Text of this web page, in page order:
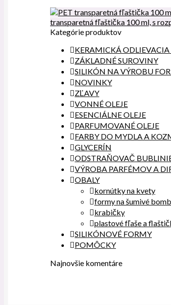
transparetná fľaštička 100 ml, s
Kategórie produktov
KERAMICKÁ
ZÁKLADNÉ SUROVINY
SILIKÓN NA VÝROBU
NOVINKY
ZĽAVY
VONNÉ OLEJE
ESENCIÁLNE OLEJE
PARFUMOVANÉ OLEJE
FARBY DO MYDLA A
GLYCERÍN
ODSTRAŇOVAČ
VÝROBA PARFÉMOV A
OBALY
kornútky na kvety
formy na šumivé
krabičky
plastové fľaše a
SILIKÓNOVÉ FORMY
POMÔCKY
Najnovšie komentáre